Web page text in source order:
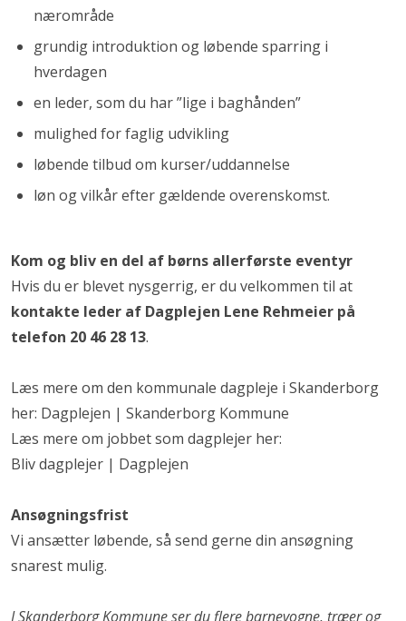
nærområde
grundig introduktion og løbende sparring i
hverdagen
en leder, som du har ”lige i baghånden”
mulighed for faglig udvikling
løbende tilbud om kurser/uddannelse
løn og vilkår efter gældende overenskomst.
Kom og bliv en del af børns allerførste eventyr
Hvis du er blevet nysgerrig, er du velkommen til at
kontakte leder af Dagplejen Lene Rehmeier på
telefon 20 46 28 13.
Læs mere om den kommunale dagpleje i Skanderborg
her: Dagplejen | Skanderborg Kommune
Læs mere om jobbet som dagplejer her:
Bliv dagplejer | Dagplejen
Ansøgningsfrist
Vi ansætter løbende, så send gerne din ansøgning
snarest mulig.
I Skanderborg Kommune ser du flere barnevogne, træer og